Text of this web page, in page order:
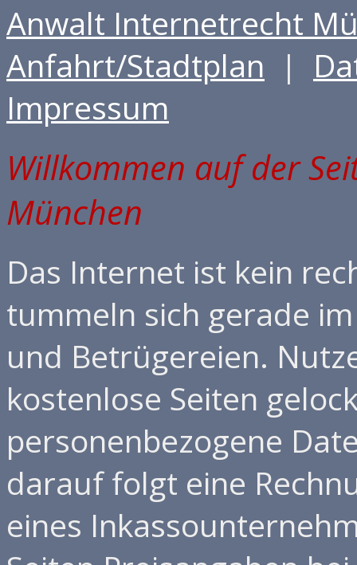
Anwalt Internetrecht
Anfahrt/Stadtplan |
Impressum
Willkommen auf der
München
Das Internet ist kein
tummeln sich gerade
und Betrügereien.
kostenlose Seiten
personenbezogene
darauf folgt eine
eines